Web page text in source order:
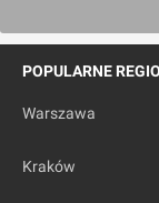
POPULARNE
Warszawa
Kraków